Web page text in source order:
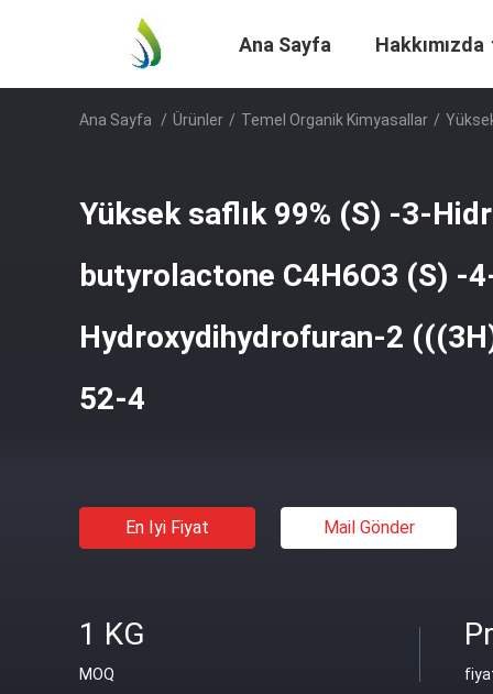
Ana Sayfa Hakkımızda
Ana Sayfa / Ürünler / Temel Organik Kimyasallar /
Yüksek saflık 99% (S) -3-
butyrolactone C4H6O3 (S) -
Hydroxydihydrofuran-2
52-4
En Iyi Fiyat Mail Gönder
1 KG
MOQ